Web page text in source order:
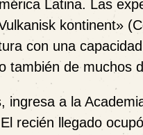
Latina. Las
kontinent»
con una
también de muchos
a la
recién llegado